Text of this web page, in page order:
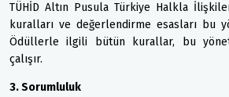
TÜHİD Altın Pusula Türkiye Halkla
kuralları ve değerlendirme esasları bu
Ödüllerle ilgili bütün kurallar, bu
çalışır.
3. Sorumluluk